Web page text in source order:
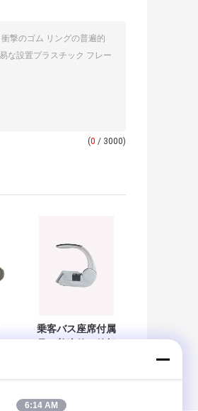
(0 / 3000)
乗客バス座席付属
6:14 AM